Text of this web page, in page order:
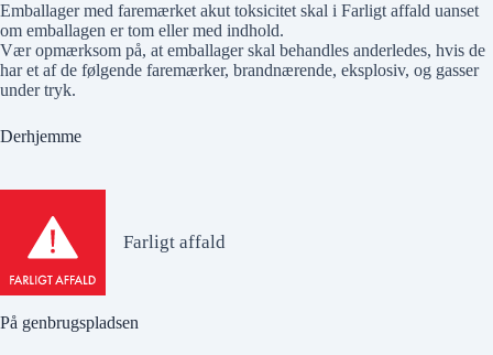
Emballager med faremærket akut toksicitet skal i Farligt affald uanset
om emballagen er tom eller med indhold.
Vær opmærksom på, at emballager skal behandles anderledes, hvis de
har et af de følgende faremærker, brandnærende, eksplosiv, og gasser
under tryk.
Derhjemme
Farligt affald
På genbrugspladsen